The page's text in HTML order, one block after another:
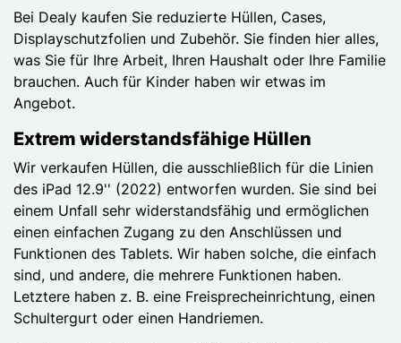
Bei Dealy kaufen Sie reduzierte Hüllen, Cases,
Displayschutzfolien und Zubehör. Sie finden hier alles,
was Sie für Ihre Arbeit, Ihren Haushalt oder Ihre Familie
brauchen. Auch für Kinder haben wir etwas im
Angebot.
Extrem widerstandsfähige Hüllen
Wir verkaufen Hüllen, die ausschließlich für die Linien
des iPad 12.9'' (2022) entworfen wurden. Sie sind bei
einem Unfall sehr widerstandsfähig und ermöglichen
einen einfachen Zugang zu den Anschlüssen und
Funktionen des Tablets. Wir haben solche, die einfach
sind, und andere, die mehrere Funktionen haben.
Letztere haben z. B. eine Freisprecheinrichtung, einen
Schultergurt oder einen Handriemen.